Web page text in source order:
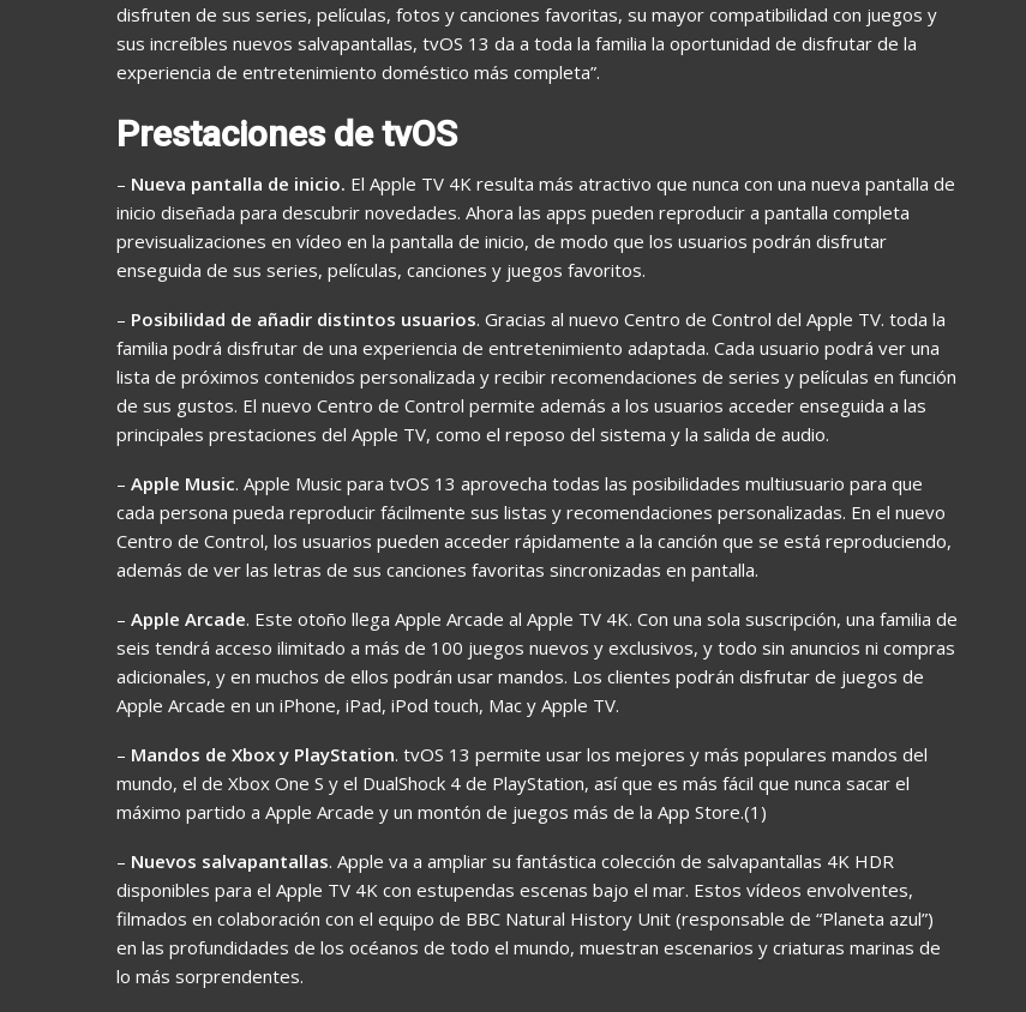
disfruten de sus series, películas, fotos y canciones favoritas, su mayor compatibilidad con juegos y
sus increíbles nuevos salvapantallas, tvOS 13 da a toda la familia la oportunidad de disfrutar de la
experiencia de entretenimiento doméstico más completa”.
Prestaciones de tvOS
– Nueva pantalla de inicio. El Apple TV 4K resulta más atractivo que nunca con una nueva pantalla de
inicio diseñada para descubrir novedades. Ahora las apps pueden reproducir a pantalla completa
previsualizaciones en vídeo en la pantalla de inicio, de modo que los usuarios podrán disfrutar
enseguida de sus series, películas, canciones y juegos favoritos.
– Posibilidad de añadir distintos usuarios. Gracias al nuevo Centro de Control del Apple TV. toda la
familia podrá disfrutar de una experiencia de entretenimiento adaptada. Cada usuario podrá ver una
lista de próximos contenidos personalizada y recibir recomendaciones de series y películas en función
de sus gustos. El nuevo Centro de Control permite además a los usuarios acceder enseguida a las
principales prestaciones del Apple TV, como el reposo del sistema y la salida de audio.
– Apple Music. Apple Music para tvOS 13 aprovecha todas las posibilidades multiusuario para que
cada persona pueda reproducir fácilmente sus listas y recomendaciones personalizadas. En el nuevo
Centro de Control, los usuarios pueden acceder rápidamente a la canción que se está reproduciendo,
además de ver las letras de sus canciones favoritas sincronizadas en pantalla.
– Apple Arcade. Este otoño llega Apple Arcade al Apple TV 4K. Con una sola suscripción, una familia de
seis tendrá acceso ilimitado a más de 100 juegos nuevos y exclusivos, y todo sin anuncios ni compras
adicionales, y en muchos de ellos podrán usar mandos. Los clientes podrán disfrutar de juegos de
Apple Arcade en un iPhone, iPad, iPod touch, Mac y Apple TV.
– Mandos de Xbox y PlayStation. tvOS 13 permite usar los mejores y más populares mandos del
mundo, el de Xbox One S y el DualShock 4 de PlayStation, así que es más fácil que nunca sacar el
máximo partido a Apple Arcade y un montón de juegos más de la App Store.(1)
– Nuevos salvapantallas. Apple va a ampliar su fantástica colección de salvapantallas 4K HDR
disponibles para el Apple TV 4K con estupendas escenas bajo el mar. Estos vídeos envolventes,
filmados en colaboración con el equipo de BBC Natural History Unit (responsable de “Planeta azul”)
en las profundidades de los océanos de todo el mundo, muestran escenarios y criaturas marinas de
lo más sorprendentes.